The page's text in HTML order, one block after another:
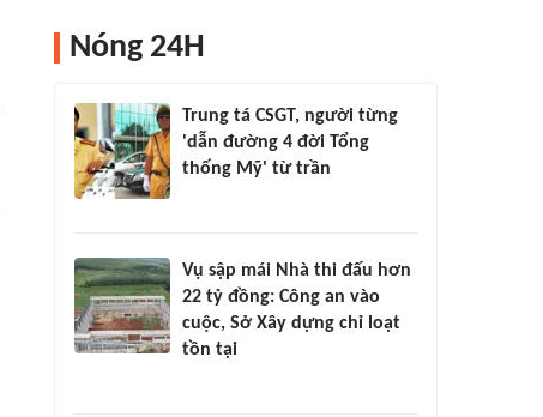
Nóng 24H
Trung tá CSGT, người từng
'dẫn đường 4 đời Tổng
thống Mỹ' từ trần
Vụ sập mái Nhà thi đấu hơn
22 tỷ đồng: Công an vào
cuộc, Sở Xây dựng chỉ loạt
tồn tại